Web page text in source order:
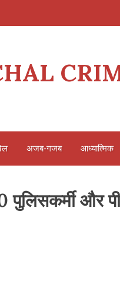
अजब-गजब आध्यात्मिक
पुलिसकर्मी और